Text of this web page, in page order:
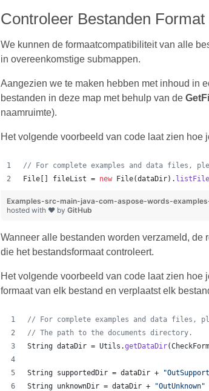
Controleer Bestanden
We kunnen de formaatcompatibiliteit van alle
in overeenkomstige submappen.
Aangezien we te maken hebben met inhoud in
bestanden in deze map met behulp van de
naamruimte).
Het volgende voorbeeld van code laat zien
// For complete examples and data files,
File[] fileList = new File(dataDir).
Examples-src-main-java-com-aspose-words-
hosted with ❤ by GitHub
Wanneer alle bestanden worden verzameld, de
die het bestandsformaat controleert.
Het volgende voorbeeld van code laat zien hoe
formaat van elk bestand en verplaatst elk
// For complete examples and data files,
// The path to the documents directory.
String dataDir = Utils .getDataDir(
String supportedDir = dataDir +
String
unknownDir = dataDir + "OutUnknown"